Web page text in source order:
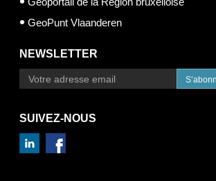
GeoPunt Vlaanderen
NEWSLETTER
SUIVEZ-NOUS